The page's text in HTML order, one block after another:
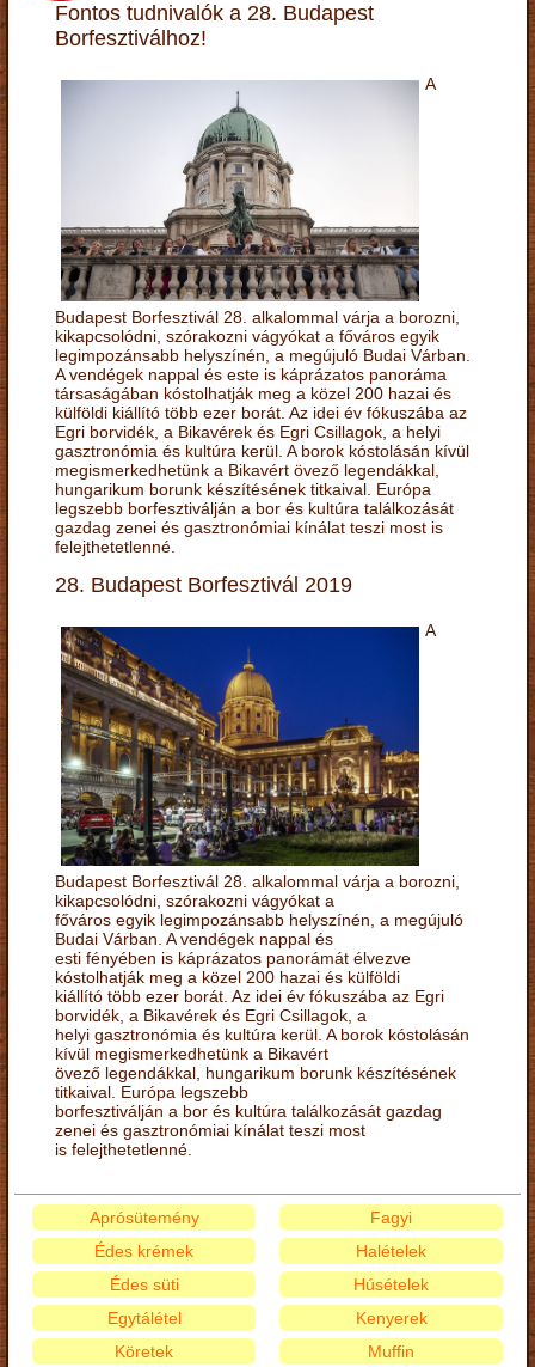
Fontos tudnivalók a 28. Budapest
Borfesztiválhoz!
A
Budapest Borfesztivál 28. alkalommal várja a borozni,
kikapcsolódni, szórakozni vágyókat a főváros egyik
legimpozánsabb helyszínén, a megújuló Budai Várban.
A vendégek nappal és este is káprázatos panoráma
társaságában kóstolhatják meg a közel 200 hazai és
külföldi kiállító több ezer borát. Az idei év fókuszába az
Egri borvidék, a Bikavérek és Egri Csillagok, a helyi
gasztronómia és kultúra kerül. A borok kóstolásán kívül
megismerkedhetünk a Bikavért övező legendákkal,
hungarikum borunk készítésének titkaival. Európa
legszebb borfesztiválján a bor és kultúra találkozását
gazdag zenei és gasztronómiai kínálat teszi most is
felejthetetlenné.
28. Budapest Borfesztivál 2019
A
Budapest Borfesztivál 28. alkalommal várja a borozni,
kikapcsolódni, szórakozni vágyókat a
főváros egyik legimpozánsabb helyszínén, a megújuló
Budai Várban. A vendégek nappal és
esti fényében is káprázatos panorámát élvezve
kóstolhatják meg a közel 200 hazai és külföldi
kiállító több ezer borát. Az idei év fókuszába az Egri
borvidék, a Bikavérek és Egri Csillagok, a
helyi gasztronómia és kultúra kerül. A borok kóstolásán
kívül megismerkedhetünk a Bikavért
övező legendákkal, hungarikum borunk készítésének
titkaival. Európa legszebb
borfesztiválján a bor és kultúra találkozását gazdag
zenei és gasztronómiai kínálat teszi most
is felejthetetlenné.
Aprósütemény
Édes krémek
Édes süti
Egytálétel
Fagyi
Halételek
Húsételek
Kenyerek
Köretek
Muffin